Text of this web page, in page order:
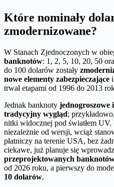
Które nominały
zmodernizowane?
W Stanach Zjednoczonych w
banknotów: 1, 2, 5, 10, 20, 50
do 100 dolarów zostały
nowe elementy zabezpieczające i
trwał etapami od 1996 do 2013
Jednak banknoty jednogroszowe
tradycyjny wygląd;
nitki widocznej pod światłem UV.
niezależnie od wersji, wciąż
płatniczy na terenie USA, bez
ciekawe, już planuje się
przeprojektowanych
od 2026 roku, a pierwszy do
10 dolarów.